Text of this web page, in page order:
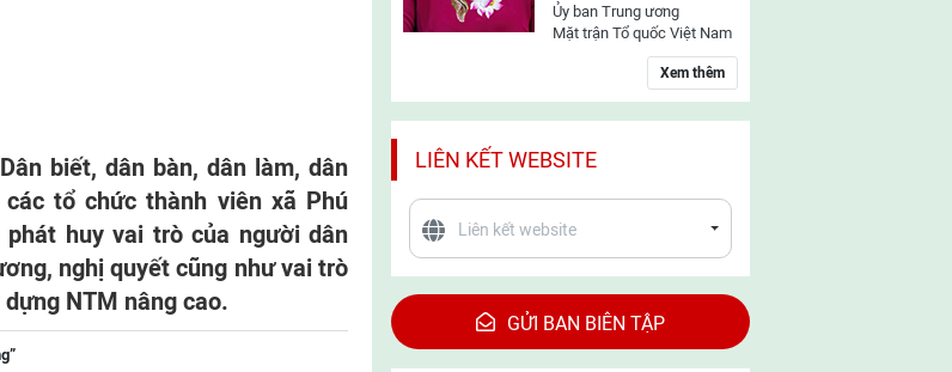
biết, dân bàn, dân làm, dân
tổ chức thành viên xã Phú
phát huy vai trò của người dân
nghị quyết cũng như vai trò
NTM nâng cao.
Ủy ban Trung ương
Mặt trận Tổ quốc Việt Nam
Xem thêm
LIÊN KẾT WEBSITE
GỬI BAN BIÊN TẬP